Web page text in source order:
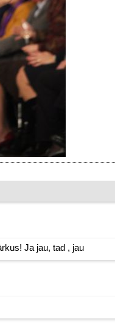
Ja jau, tad , jau